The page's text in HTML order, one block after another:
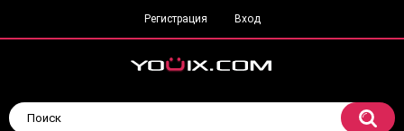
Регистрация Вход